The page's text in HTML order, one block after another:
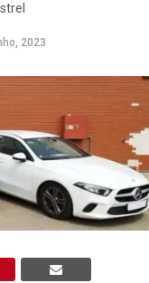
2023